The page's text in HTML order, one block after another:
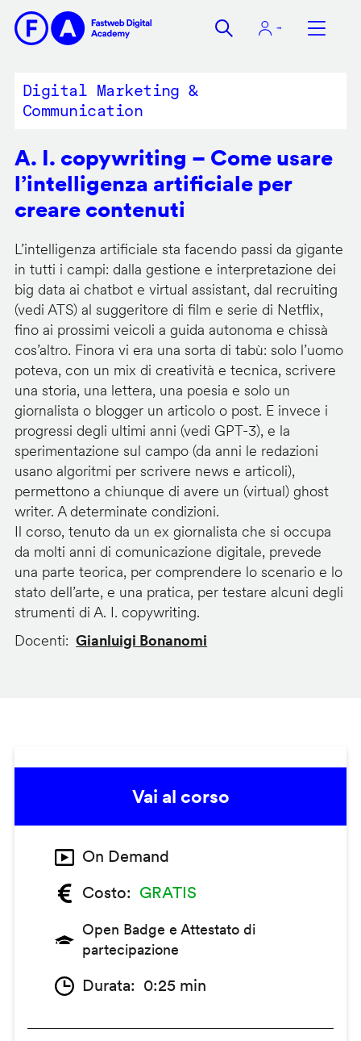
contenuto
Digital Marketing &
Communication
A. I. copywriting – Come usare
l’intelligenza artificiale per
creare contenuti
L’intelligenza artificiale sta facendo passi da gigante
in tutti i campi: dalla gestione e interpretazione dei
big data ai chatbot e virtual assistant, dal recruiting
(vedi ATS) al suggeritore di film e serie di Netflix,
fino ai prossimi veicoli a guida autonoma e chissà
cos’altro. Finora vi era una sorta di tabù: solo l’uomo
poteva, con un mix di creatività e tecnica, scrivere
una storia, una lettera, una poesia e solo un
giornalista o blogger un articolo o post. E invece i
progressi degli ultimi anni (vedi GPT-3), e la
sperimentazione sul campo (da anni le redazioni
usano algoritmi per scrivere news e articoli),
permettono a chiunque di avere un (virtual) ghost
writer. A determinate condizioni.
Il corso, tenuto da un ex giornalista che si occupa
da molti anni di comunicazione digitale, prevede
una parte teorica, per comprendere lo scenario e lo
stato dell’arte, e una pratica, per testare alcuni degli
strumenti di A. I. copywriting.
Docenti
Gianluigi Bonanomi
Vai al corso
On Demand
Costo
GRATIS
Open Badge e Attestato di
partecipazione
Durata 0:25 min